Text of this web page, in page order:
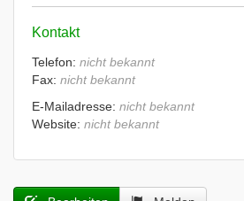
Kontakt
Telefon: nicht bekannt
Fax: nicht bekannt
E-Mailadresse: nicht bekannt
Website: nicht bekannt